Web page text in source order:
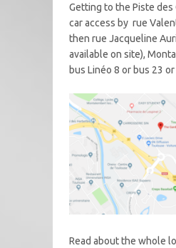
Getting to the Piste des
car access by rue
then rue Jacqueline
available on site),
bus Linéo 8 or bus 23 or
Read about the whole